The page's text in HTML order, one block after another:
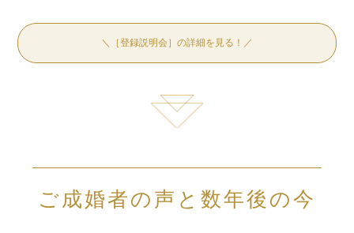
＼［登録説明会］の詳細を見る！／
ご成婚者の声と数年後の今